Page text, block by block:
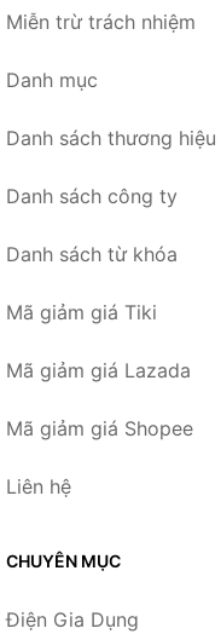
Miễn trừ trách nhiệm
Danh mục
Danh sách thương hiệu
Danh sách công ty
Danh sách từ khóa
Mã giảm giá Tiki
Mã giảm giá Lazada
Mã giảm giá Shopee
Liên hệ
CHUYÊN MỤC
Điện Gia Dụng